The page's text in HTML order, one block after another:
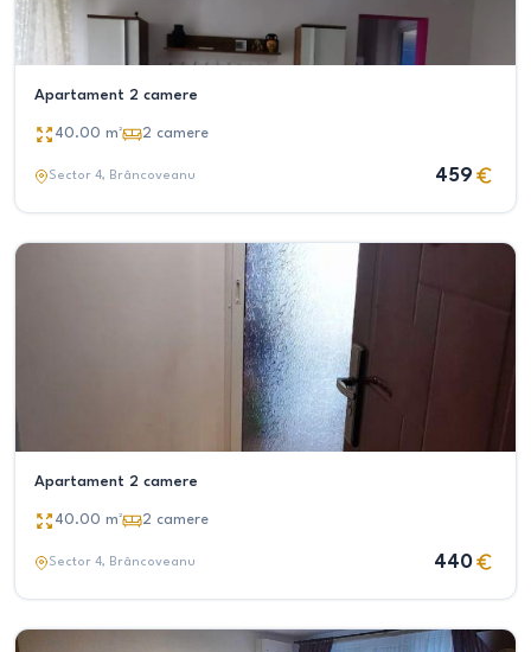
Apartament 2 camere
40.00 m² 2 camere
Sector 4, Brâncoveanu 459
Apartament 2 camere
40.00 m² 2 camere
Sector 4, Brâncoveanu 440